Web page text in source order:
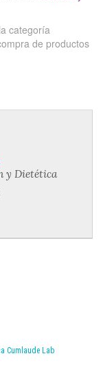
Cumlaude Lab
categoría
de productos
y Dietética